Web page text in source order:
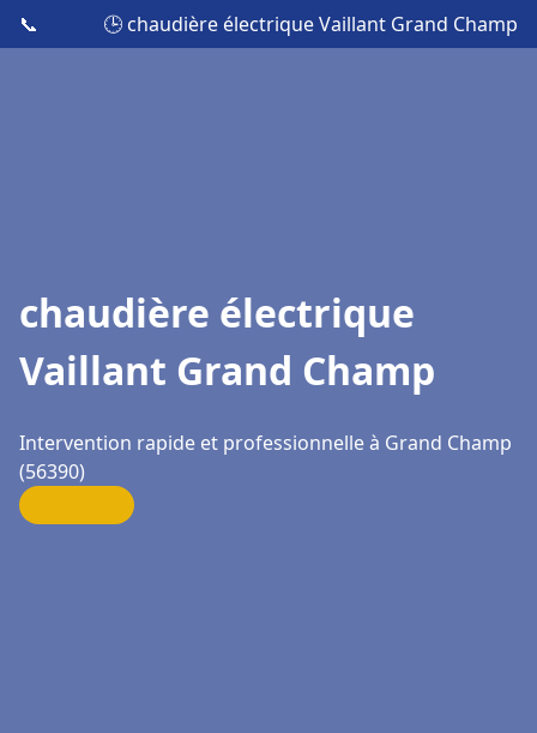
📞 🕒 chaudière électrique Vaillant Grand Champ
chaudière électrique
Vaillant Grand Champ
Intervention rapide et professionnelle à Grand Champ
(56390)